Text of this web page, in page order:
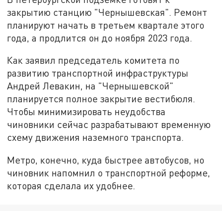
закрытию станцию "Чернышевская". Ремонт
планируют начать в третьем квартале этого
года, а продлится он до ноября 2023 года.
Как заявил председатель комитета по
развитию транспортной инфраструктуры
Андрей Левакин, на "Чернышевской"
планируется полное закрытие вестибюля.
Чтобы минимизировать неудобства
чиновники сейчас разрабатывают временную
схему движения наземного транспорта.
Метро, конечно, куда быстрее автобусов, но
чиновник напомнил о транспортной реформе,
которая сделала их удобнее.